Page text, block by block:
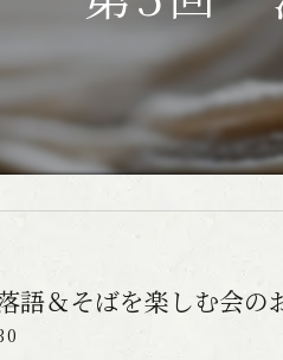
＆そばを楽しむ会の